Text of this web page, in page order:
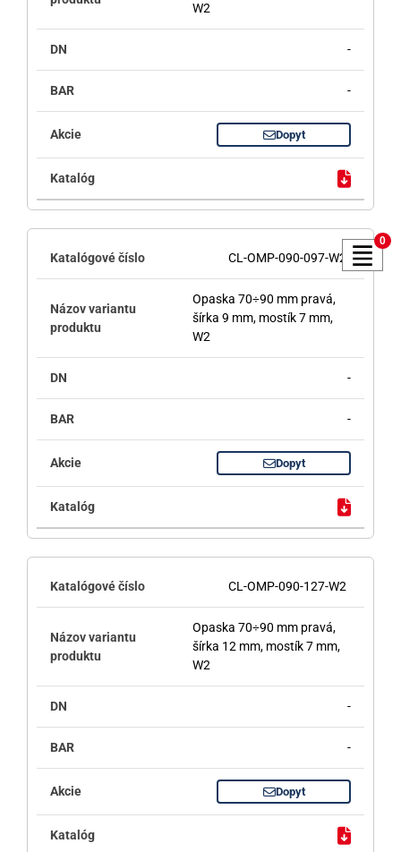
W2
-
-
Dopyt
CL-OMP-090-097-W2
Opaska 70÷90 mm pravá,
šírka 9 mm, mostík 7 mm,
W2
-
-
Dopyt
CL-OMP-090-127-W2
Opaska 70÷90 mm pravá,
šírka 12 mm, mostík 7 mm,
W2
-
-
Dopyt
0